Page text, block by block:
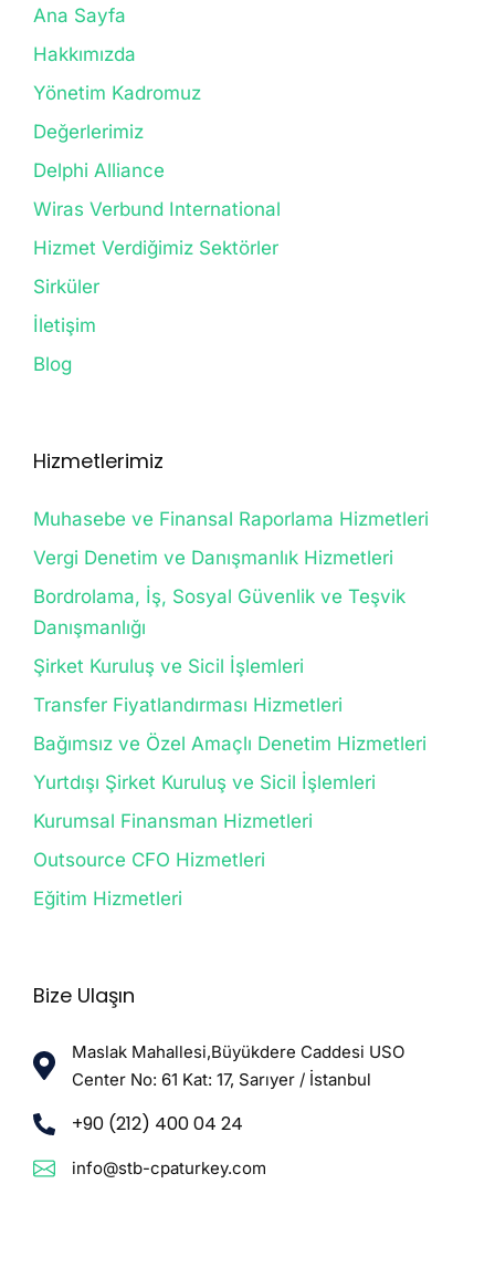
Ana Sayfa
Hakkımızda
Yönetim Kadromuz
Değerlerimiz
Delphi Alliance
Wiras Verbund International
Hizmet Verdiğimiz Sektörler
Sirküler
İletişim
Blog
Hizmetlerimiz
Muhasebe ve Finansal Raporlama Hizmetleri
Vergi Denetim ve Danışmanlık Hizmetleri
Bordrolama, İş, Sosyal Güvenlik ve Teşvik
Danışmanlığı
Şirket Kuruluş ve Sicil İşlemleri
Transfer Fiyatlandırması Hizmetleri
Bağımsız ve Özel Amaçlı Denetim Hizmetleri
Yurtdışı Şirket Kuruluş ve Sicil İşlemleri
Kurumsal Finansman Hizmetleri
Outsource CFO Hizmetleri
Eğitim Hizmetleri
Bize Ulaşın
Maslak Mahallesi,Büyükdere Caddesi USO
Center No: 61 Kat: 17, Sarıyer / İstanbul
+90 (212) 400 04 24
info@stb-cpaturkey.com